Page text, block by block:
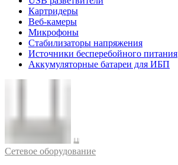
Картридеры
Веб-камеры
Микрофоны
Стабилизаторы напряжения
Источники бесперебойного питания
Аккумуляторные батареи для ИБП
Cетевое оборудование